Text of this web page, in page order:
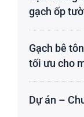
gạch ốp
Gạch bê
tối ưu cho
Dự án –